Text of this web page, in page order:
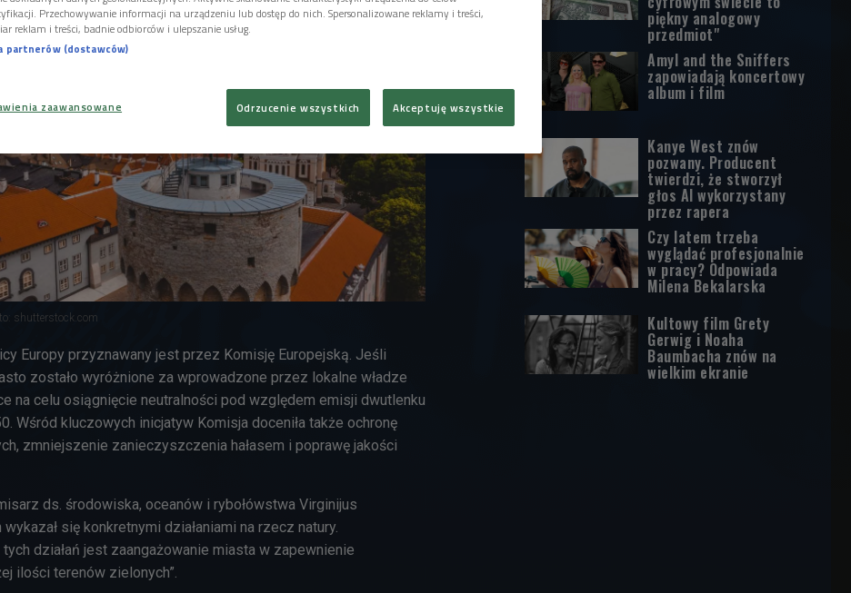
shutterstock.com
Europy przyznawany jest przez Komisję Europejską. Jeśli
zostało wyróżnione za wprowadzone przez lokalne władze
na celu osiągnięcie neutralności pod względem emisji dwutlenku
Wśród kluczowych inicjatyw Komisja doceniła także ochronę
zmniejszenie zanieczyszczenia hałasem i poprawę jakości
ds. środowiska, oceanów i rybołówstwa Virginijus
wykazał się konkretnymi działaniami na rzecz natury.
działań jest zaangażowanie miasta w zapewnienie
ilości terenów zielonych”.
piękny analogowy
przedmiot"
Amyl and the Sniffers
zapowiadają koncertowy
album i film
Kanye West znów
pozwany. Producent
twierdzi, że stworzył
głos AI wykorzystany
przez rapera
Czy latem trzeba
wyglądać profesjonalnie
w pracy? Odpowiada
Milena Bekalarska
Kultowy film Grety
Gerwig i Noaha
Baumbacha znów na
wielkim ekranie
Przechowywanie informacji na urządzeniu lub dostęp do nich. Spersonalizowane reklamy i treści,
reklam i treści, badnie odbiorców i ulepszanie usług.
partnerów (dostawców)
zaawansowane Odrzucenie wszystkich Akceptuję wszystkie